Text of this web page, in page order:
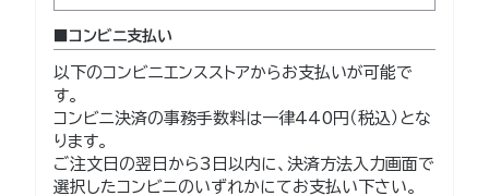
コンビニ支払い
以下のコンビニエンスストアからお支払いが可能で
す。
コンビニ決済の事務手数料は一律440円（税込）とな
ります。
ご注文日の翌日から3日以内に、決済方法入力画面で
選択したコンビニのいずれかにてお支払い下さい。